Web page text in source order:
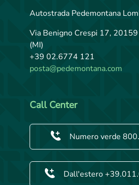
Autostrada Pedemontana
Via Benigno Crespi 17,
(MI)
+39 02.6774 121
posta@pedemontana.com
Call Center
Numero verde
Dall'estero